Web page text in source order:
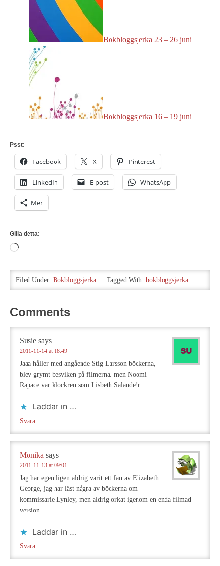
Bokbloggsjerka 23 – 26 juni
Bokbloggsjerka 16 – 19 juni
Psst:
Facebook X Pinterest
LinkedIn E-post WhatsApp
Mer
Gilla detta:
Laddar
…
Filed Under: Bokbloggsjerka Tagged With: bokbloggsjerka
Comments
Susie says
2011-11-14 at 18:49
Jaaa håller med angående Stig Larsson böckerna,
blev grymt besviken på filmerna. men Noomi
Rapace var klockren som Lisbeth Salande!r
Laddar in …
Svara
Monika says
2011-11-13 at 09:01
Jag har egentligen aldrig varit ett fan av Elizabeth
George, jag har läst några av böckerna om
kommissarie Lynley, men aldrig orkat igenom en enda filmad
version.
Laddar in …
Svara